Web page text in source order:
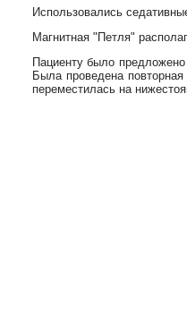
Использовались
Магнитная "Петля"
Пациенту было
Была проведена
переместилась на